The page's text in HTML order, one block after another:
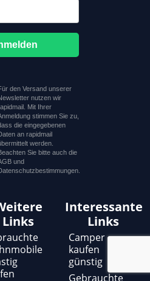
den Versand unserer
nutzen wir
Mit Ihrer
stimmen Sie zu,
die eingegebenen
an rapidmail
werden.
Sie bitte auch die
und
Links
Interessante
Links
Camper
kaufen
günstig
Gebrauchte